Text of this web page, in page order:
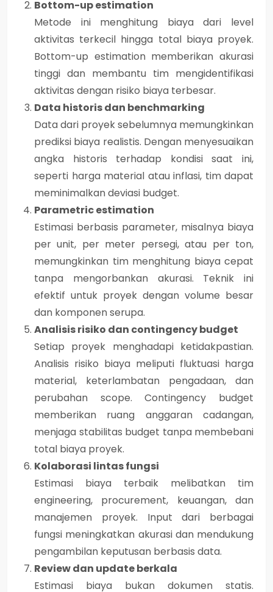
Bottom-up estimation
Metode ini menghitung biaya dari level
aktivitas terkecil hingga total biaya proyek.
Bottom-up estimation memberikan akurasi
tinggi dan membantu tim mengidentifikasi
aktivitas dengan risiko biaya terbesar.
Data historis dan benchmarking
Data dari proyek sebelumnya memungkinkan
prediksi biaya realistis. Dengan menyesuaikan
angka historis terhadap kondisi saat ini,
seperti harga material atau inflasi, tim dapat
meminimalkan deviasi budget.
Parametric estimation
Estimasi berbasis parameter, misalnya biaya
per unit, per meter persegi, atau per ton,
memungkinkan tim menghitung biaya cepat
tanpa mengorbankan akurasi. Teknik ini
efektif untuk proyek dengan volume besar
dan komponen serupa.
Analisis risiko dan contingency budget
Setiap proyek menghadapi ketidakpastian.
Analisis risiko biaya meliputi fluktuasi harga
material, keterlambatan pengadaan, dan
perubahan scope. Contingency budget
memberikan ruang anggaran cadangan,
menjaga stabilitas budget tanpa membebani
total biaya proyek.
Kolaborasi lintas fungsi
Estimasi biaya terbaik melibatkan tim
engineering, procurement, keuangan, dan
manajemen proyek. Input dari berbagai
fungsi meningkatkan akurasi dan mendukung
pengambilan keputusan berbasis data.
Review dan update berkala
Estimasi biaya bukan dokumen statis.